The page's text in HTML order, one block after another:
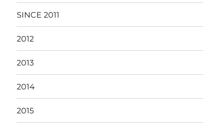
SINCE 2011
2012
2013
2014
2015